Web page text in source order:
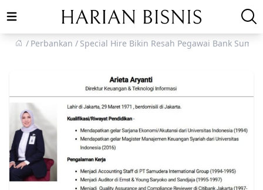
Open main menu
Perbankan
Special Hire Bikin Resah Pegawai Bank Sumut